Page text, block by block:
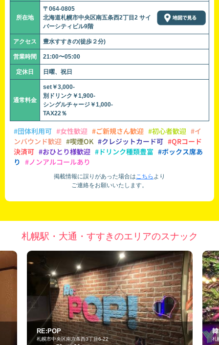
所在地
〒064-0805
北海道札幌市中央区南五条西2丁目2 サイ
バーシティビル9階
アクセス 豊水すすきの(徒歩２分)
営業時間 21:00〜05:00
定休日 日曜、祝日
通常料金
set￥3,000-
別ドリンク￥1,900-
シングルチャージ￥1,000-
TAX22％
#団体利用可 #女性歓迎 #ご新規さん歓迎 #初心者歓迎 #イ
ンバウンド歓迎 #喫煙OK #クレジットカード可 #QRコード
決済可 #おひとり様歓迎 #ドリンク種類豊富 #ボックス席あ
り #ノンアルコールあり
掲載情報に誤りがあった場合はこちら より
ご連絡をお願いいたします。
札幌駅・大通・すすきのエリアのスナック
韓国BARパピョン
札幌市中央区南六条西6